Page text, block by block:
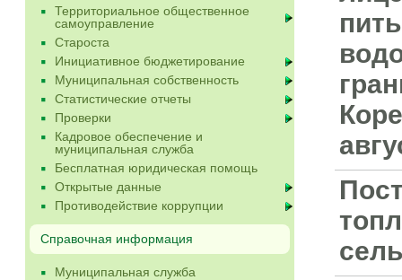
Территориальное общественное
самоуправление
Староста
Инициативное бюджетирование
Муниципальная собственность
Статистические отчеты
Проверки
Кадровое обеспечение и
муниципальная служба
Бесплатная юридическая помощь
Открытые данные
Противодействие коррупции
Справочная информация
Муниципальная служба